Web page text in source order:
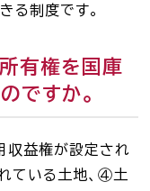
る制度です。
有権を国庫
ですか。
益権が設定され
ている土地、④土